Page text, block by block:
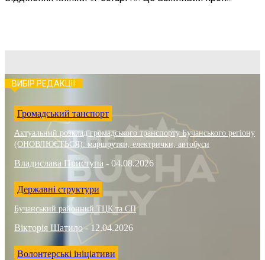
ВИБІР РЕДАКЦІЇ
Громадський танспорт
Актуальний розклад громадського транспорту Бучанського регіону
(ОНОВЛЮЄТЬСЯ): маршрутки, електрички, автобуси
Владислава Приступа - 04.08.2026
Державні структури
Бучанський районний ТЦК та СП
Вікторія Шатило - 12.04.2026
Волонтерські ініціативи